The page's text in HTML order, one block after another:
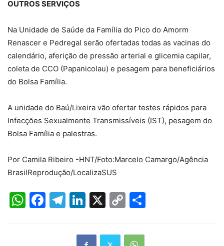
OUTROS SERVIÇOS
Na Unidade de Saúde da Família do Pico do Amorm
Renascer e Pedregal serão ofertadas todas as vacinas do
calendário, aferição de pressão arterial e glicemia capilar,
coleta de CCO (Papanicolau) e pesagem para beneficiários
do Bolsa Família.
A unidade do Baú/Lixeira vão ofertar testes rápidos para
Infecções Sexualmente Transmissíveis (IST), pesagem do
Bolsa Família e palestras.
Por Camila Ribeiro -HNT/Foto:Marcelo Camargo/Agência
BrasilReprodução/LocalizaSUS
WhatsApp
Facebook
Telegram
LinkedIn
X
Copy